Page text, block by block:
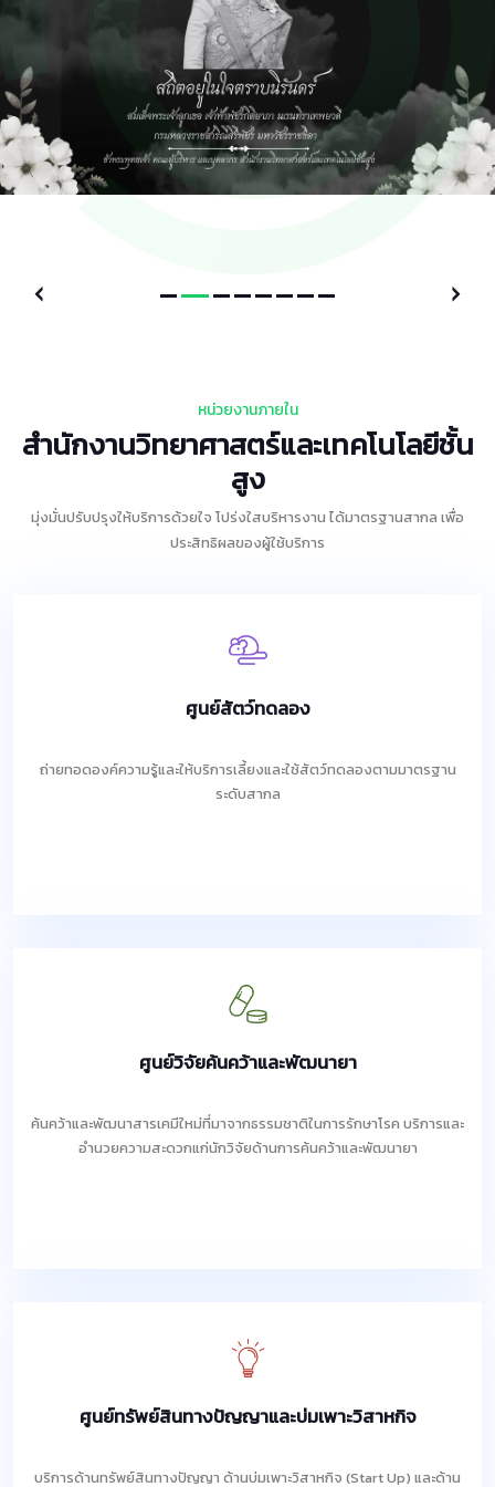
หน่วยงานภายใน
สำนักงานวิทยาศาสตร์และเทคโนโลยีชั้น
สูง
มุ่งมั่นปรับปรุงให้บริการด้วยใจ โปร่งใสบริหารงาน ได้มาตรฐานสากล เพื่อ
ประสิทธิผลของผู้ใช้บริการ
ศูนย์สัตว์ทดลอง
ถ่ายทอดองค์ความรู้และให้บริการเลี้ยงและใช้สัตว์ทดลองตามมาตรฐาน
ระดับสากล
ศูนย์วิจัยค้นคว้าและพัฒนายา
ค้นคว้าและพัฒนาสารเคมีใหม่ที่มาจากธรรมชาติในการรักษาโรค บริการและ
อำนวยความสะดวกแก่นักวิจัยด้านการค้นคว้าและพัฒนายา
ศูนย์ทรัพย์สินทางปัญญาและบ่มเพาะวิสาหกิจ
บริการด้านทรัพย์สินทางปัญญา ด้านบ่มเพาะวิสาหกิจ (Start Up) และด้าน